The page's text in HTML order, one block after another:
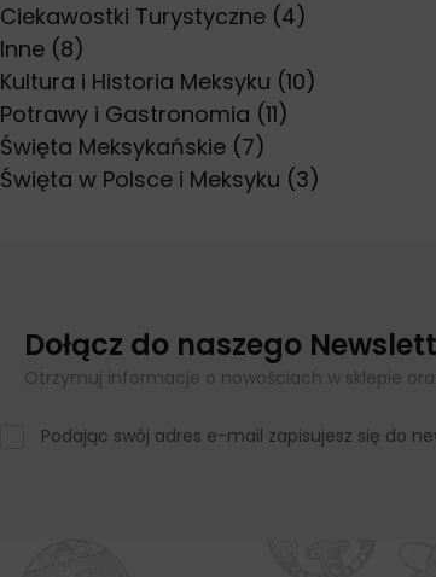
Ciekawostki Turystyczne (4)
Inne (8)
Kultura i Historia Meksyku (10)
Potrawy i Gastronomia (11)
Święta Meksykańskie (7)
Święta w Polsce i Meksyku (3)
Dołącz do naszego
Otrzymuj informacje o nowościach w sklepie
Podając swój adres e-mail zapisujesz się do